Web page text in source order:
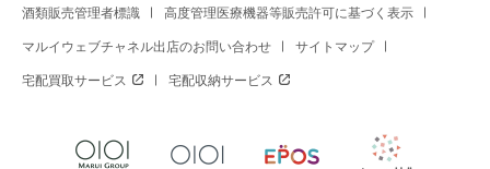
酒類販売管理者標識 高度管理医療機器等販売許可に基づく表示
マルイウェブチャネル出店のお問い合わせ サイトマップ
宅配買取サービス 宅配収納サービス